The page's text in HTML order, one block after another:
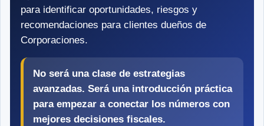
para identificar oportunidades, riesgos y
recomendaciones para clientes dueños de
Corporaciones.
No será una clase de estrategias
avanzadas. Será una introducción práctica
para empezar a conectar los números con
mejores decisiones fiscales.